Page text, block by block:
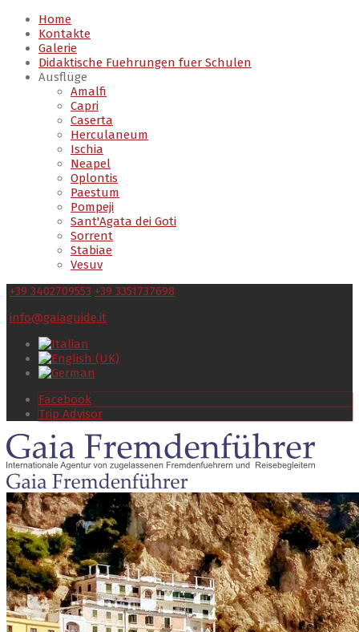
Home
Kontakte
Galerie
Didaktische Fuehrungen fuer Schulen
Ausflüge
Amalfi
Capri
Caserta
Herculaneum
Ischia
Neapel
Oplontis
Paestum
Pompeji
Sant'Agata dei Goti
Sorrent
Stabiae
Vesuv
+39 3402709553 +39 3351737698
info@gaiaguide.it
Facebook
Trip Advisor